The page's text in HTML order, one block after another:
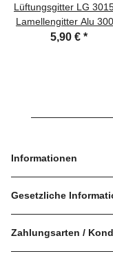
Lüftungsgitter LG
Lamellengitter Alu 300
150mm Zuluft
5,90 € *
Informationen
Gesetzliche
Zahlungsarten /